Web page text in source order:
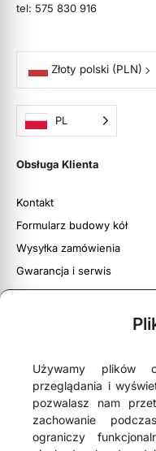
Używamy plików
przeglądania i
pozwalasz nam
zachowanie
ograniczy
tel: 575 830 916
Złoty polski (PLN)
PL
Obsługa Klienta
Kontakt
Formularz budowy kół
Wysyłka zamówienia
Gwarancja i serwis
Obsługa zwrotów
 4,9